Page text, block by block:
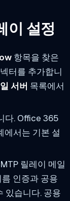
이 설정
항목을 찾은
터를 추가합니
서버 목록에서
다. Office 365
에서는 기본 설
릴레이 메일
인증과 공용
있습니다. 공용